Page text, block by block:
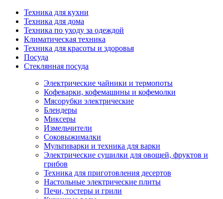
Техника для кухни
Техника для дома
Техника по уходу за одеждой
Климатическая техника
Техника для красоты и здоровья
Посуда
Стеклянная посуда
Электрические чайники и термопоты
Кофеварки, кофемашины и кофемолки
Мясорубки электрические
Блендеры
Миксеры
Измельчители
Соковыжималки
Мультиварки и техника для варки
Электрические сушилки для овощей, фруктов и
грибов
Техника для приготовления десертов
Настольные электрические плиты
Печи, тостеры и грили